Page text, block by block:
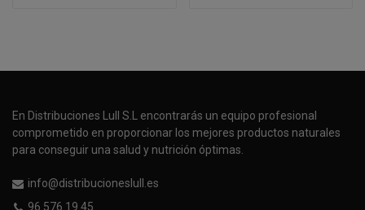
En Distribuciones Lull S.L encontrarás un equipo profesional
comprometido en proporcionar los mejores productos naturales
para conseguir una salud y nutrición óptimas.
info@distribucioneslull.es
96 576 19 45